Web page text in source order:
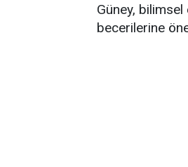
Güney,
becerilerine